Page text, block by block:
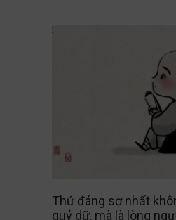
Thứ đáng sợ nhất
quỷ dữ, mà là lòng